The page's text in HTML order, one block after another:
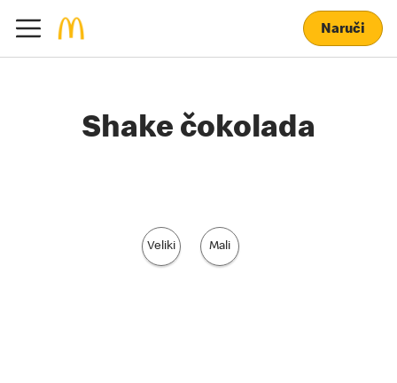
Naruči
Shake čokolada
Veliki Mali